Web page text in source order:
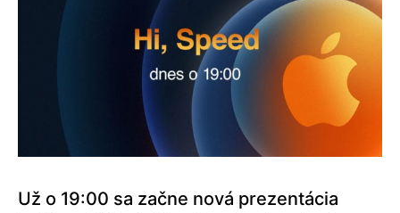
Už o 19:00 sa začne nová prezentácia